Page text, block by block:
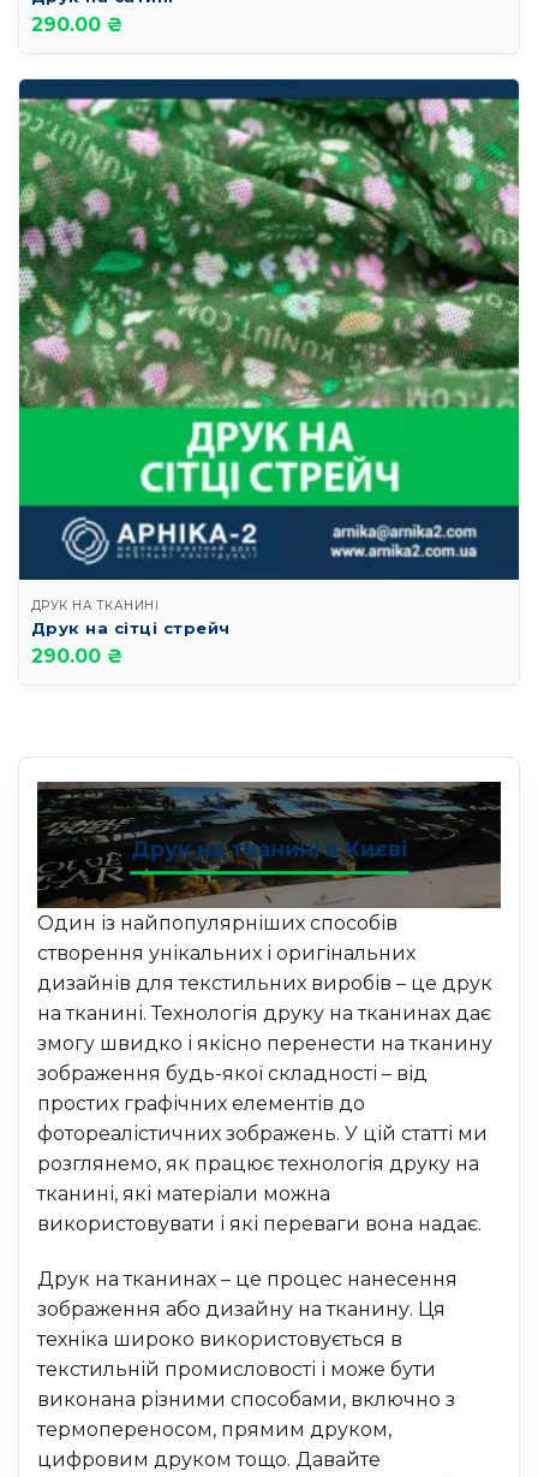
290.00 ₴
ДРУК НА ТКАНИНІ
Друк на сітці стрейч
290.00 ₴
Друк на тканині в Києві
Один із найпопулярніших способів
створення унікальних і оригінальних
дизайнів для текстильних виробів – це друк
на тканині. Технологія друку на тканинах дає
змогу швидко і якісно перенести на тканину
зображення будь-якої складності – від
простих графічних елементів до
фотореалістичних зображень. У цій статті ми
розглянемо, як працює технологія друку на
тканині, які матеріали можна
використовувати і які переваги вона надає.
Друк на тканинах – це процес нанесення
зображення або дизайну на тканину. Ця
техніка широко використовується в
текстильній промисловості і може бути
виконана різними способами, включно з
термопереносом, прямим друком,
цифровим друком тощо. Давайте